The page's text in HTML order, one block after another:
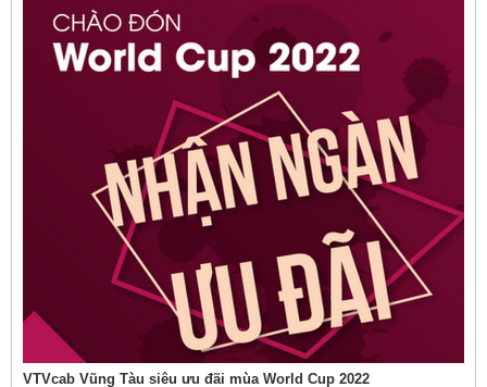
VTVcab Vũng Tàu siêu ưu đãi mùa World Cup 2022